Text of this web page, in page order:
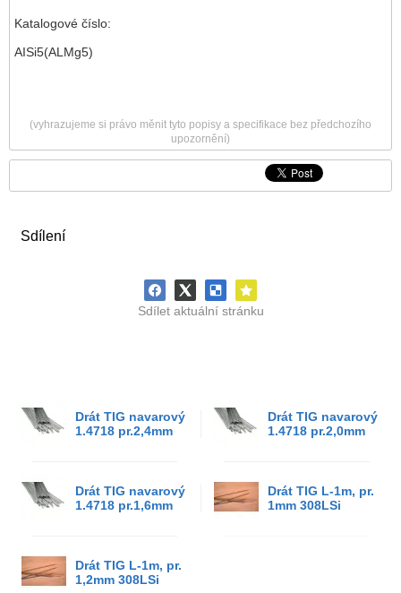
Sdílení
Sdílet aktuální stránku
Drát TIG navarový
1.4718 pr.2,4mm
Drát TIG navarový
1.4718 pr.2,0mm
Drát TIG navarový
1.4718 pr.1,6mm
Drát TIG L-1m, pr.
1mm 308LSi
Drát TIG L-1m, pr.
1,2mm 308LSi
Katalogové číslo:
AISi5(ALMg5)
(vyhrazujeme si právo měnit tyto popisy a specifikace bez předchozího
upozornění)